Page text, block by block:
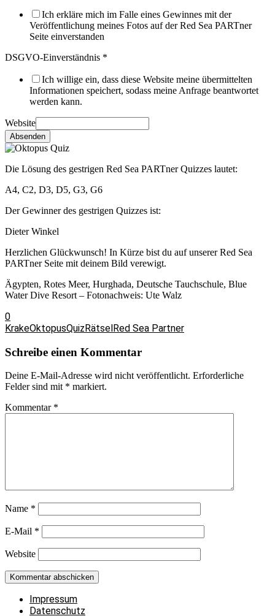
Ich erkläre mich im Falle eines Gewinnes mit der
Veröffentlichung meines Fotos auf der Red Sea PARTner
Seite einverstanden
DSGVO-Einverständnis *
Ich willige ein, dass diese Website meine übermittelten
Informationen speichert, sodass meine Anfrage beantwortet
werden kann.
Website
Absenden
Die Lösung des gestrigen Red Sea PARTner Quizzes lautet:
A4, C2, D3, D5, G3, G6
Der Gewinner des gestrigen Quizzes ist:
Dieter Winkel
Herzlichen Glückwunsch! In Kürze bist du auf unserer Red Sea
PARTner Seite mit deinem Bild verewigt.
Ägypten, Rotes Meer, Hurghada, Deutsche Tauchschule, Blue
Water Dive Resort – Fotonachweis: Ute Walz
0
KrakeOktopusQuizRätselRed Sea Partner
Schreibe einen Kommentar
Deine E-Mail-Adresse wird nicht veröffentlicht. Erforderliche
Felder sind mit * markiert.
Kommentar *
Name *
E-Mail *
Website
Impressum
Datenschutz